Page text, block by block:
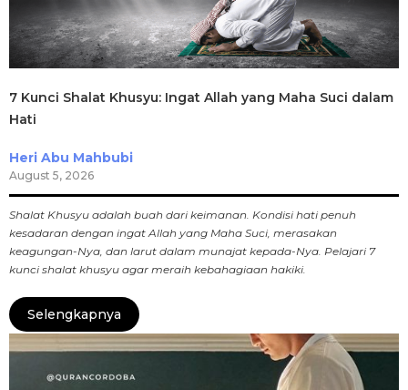
7 Kunci Shalat Khusyu: Ingat Allah yang Maha Suci dalam
Hati
Heri Abu Mahbubi
August 5, 2026
Shalat Khusyu adalah buah dari keimanan. Kondisi hati penuh
kesadaran dengan ingat Allah yang Maha Suci, merasakan
keagungan-Nya, dan larut dalam munajat kepada-Nya. Pelajari 7
kunci shalat khusyu agar meraih kebahagiaan hakiki.
Selengkapnya